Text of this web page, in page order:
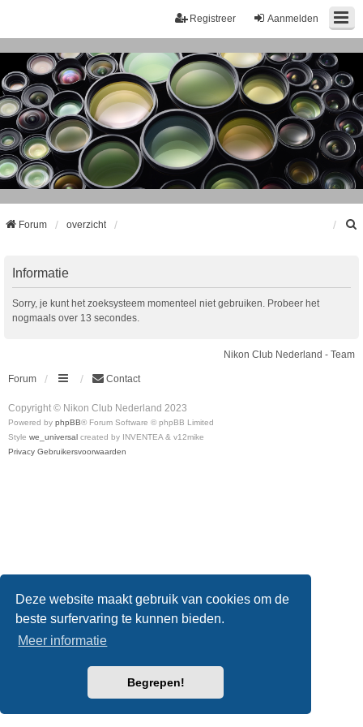
Deze website maakt gebruik van cookies om de
beste surfervaring te kunnen bieden.
Meer informatie
Begrepen!
Aanmelden
Registreer
Forum overzicht
Informatie
Sorry, je kunt het zoeksysteem momenteel niet gebruiken. Probeer het
nogmaals over 13 secondes.
Nikon Club Nederland - Team
Forum Contact
Copyright © Nikon Club Nederland 2023
Powered by phpBB® Forum Software © phpBB Limited
Style we_universal created by INVENTEA & v12mike
Privacy Gebruikersvoorwaarden